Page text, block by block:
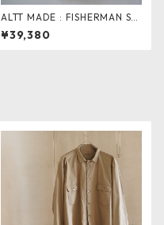
ALTT MADE : FISHERMAN SM
OCK . V.NATURAL
¥39,380